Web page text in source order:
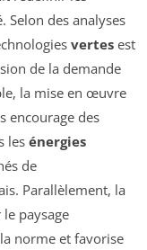
Selon des analyses
vertes est
de la demande
la mise en œuvre
encourage des
les énergies
de
Parallèlement, la
paysage
norme et favorise